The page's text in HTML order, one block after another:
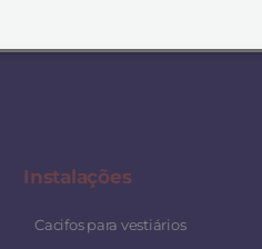
Instalações
Cacifos para vestiários